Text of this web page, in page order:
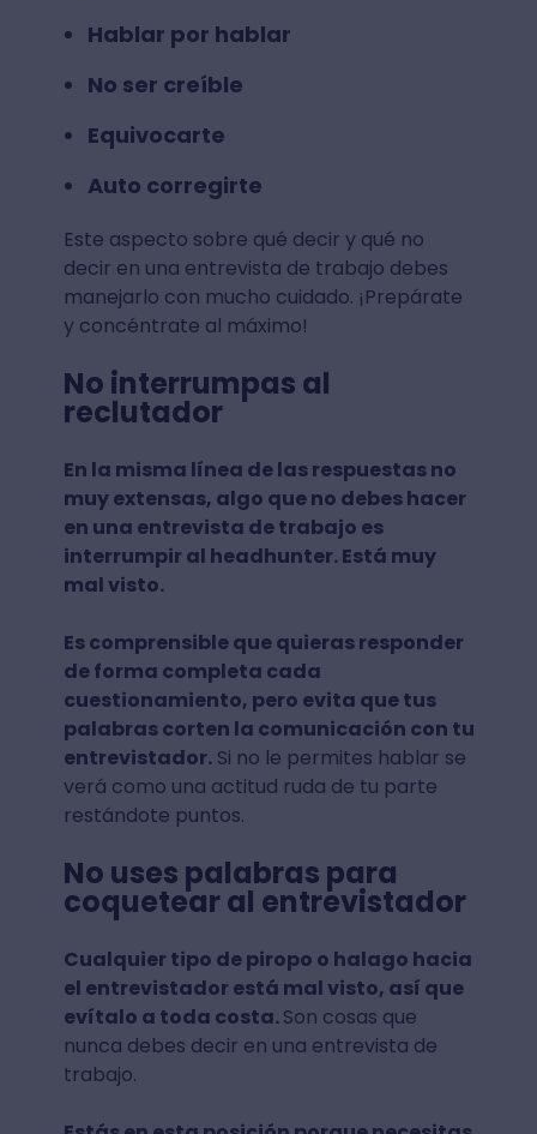
Hablar por hablar
No ser creíble
Equivocarte
Auto corregirte
Este aspecto sobre qué decir y qué no
decir en una entrevista de trabajo debes
manejarlo con mucho cuidado. ¡Prepárate
y concéntrate al máximo!
No interrumpas al
reclutador
En la misma línea de las respuestas no
muy extensas, algo que no debes hacer
en una entrevista de trabajo es
interrumpir al headhunter. Está muy
mal visto.
Es comprensible que quieras responder
de forma completa cada
cuestionamiento, pero evita que tus
palabras corten la comunicación con tu
entrevistador.Si no le permites hablar se
verá como una actitud ruda de tu parte
restándote puntos.
No uses palabras para
coquetear al entrevistador
Cualquier tipo de piropo o halago hacia
el entrevistador está mal visto, así que
evítalo a toda costa.Son cosas que
nunca debes decir en una entrevista de
trabajo.